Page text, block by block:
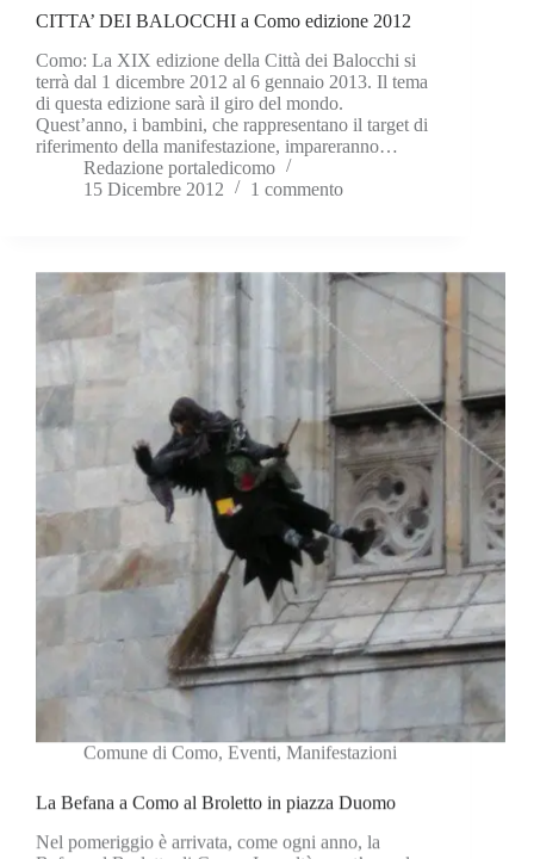
CITTA’ DEI BALOCCHI a Como edizione 2012
Como: La XIX edizione della Città dei Balocchi si
terrà dal 1 dicembre 2012 al 6 gennaio 2013. Il tema
di questa edizione sarà il giro del mondo.
Quest’anno, i bambini, che rappresentano il target di
riferimento della manifestazione, impareranno…
Redazione portaledicomo
15 Dicembre 2012
1 commento
Comune di Como, Eventi, Manifestazioni
La Befana a Como al Broletto in piazza Duomo
Nel pomeriggio è arrivata, come ogni anno, la